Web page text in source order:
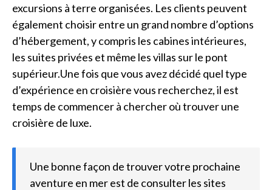
excursions à terre organisées. Les clients peuvent
également choisir entre un grand nombre d’options
d’hébergement, y compris les cabines intérieures,
les suites privées et même les villas sur le pont
supérieur.Une fois que vous avez décidé quel type
d’expérience en croisière vous recherchez, il est
temps de commencer à chercher où trouver une
croisière de luxe.
Une bonne façon de trouver votre prochaine
aventure en mer est de consulter les sites